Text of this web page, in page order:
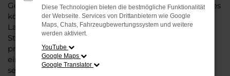
Gebrauchtwagen für Düsseldorf ist ein Fahrzeug, wie es
kompletter nicht sein könnte und überzeugt durch
Langlebigkeit und einen sehr soliden Werterhalt. Bei
Steinböhmer kommt hinzu, dass Sie sich über einen
preislichen Nachlass freuen dürfen und beim Kauf auf
ein Unternehmen mit mehr als 80 Jahren Erfahrung
setzen.
Diese Technologien bieten die bestmögliche Funktionalität
der Webseite. Services von Drittanbietern wie Google
Maps, Chats, Fahrzeugbewertungssystem und weitere
werden aktiviert.
YouTube
Google Maps
Google Translator